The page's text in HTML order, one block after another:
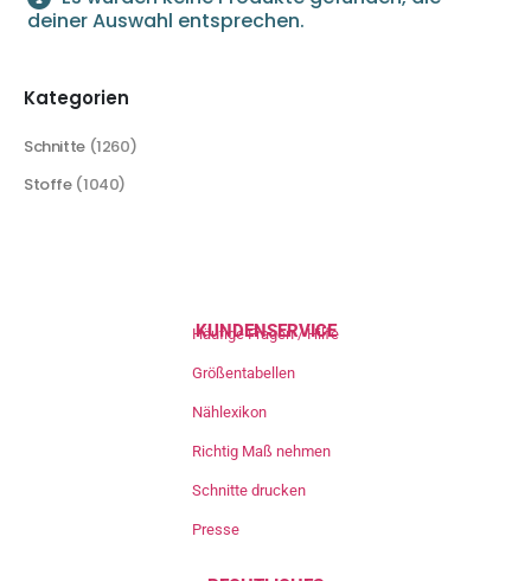
deiner Auswahl entsprechen.
Kategorien
Schnitte (1260)
Stoffe (1040)
KUNDENSERVICE
Häufige Fragen / Hilfe
Größentabellen
Nählexikon
Richtig Maß nehmen
Schnitte drucken
Presse